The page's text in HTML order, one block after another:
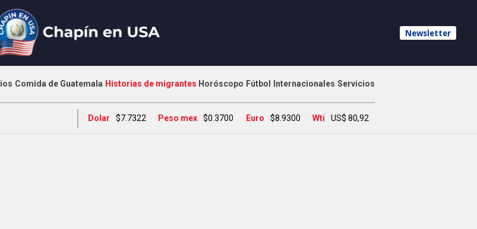
Newsletter
Comida de Guatemala Historias de migrantes Horóscopo Fútbol Internacionales Servicios
Dolar $7.7322 Peso mex $0.3700 Euro $8.9300 Wti US$ 80,92